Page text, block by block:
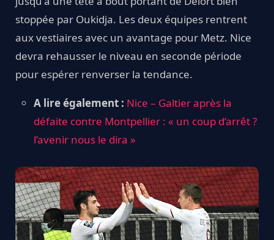
stoppée par Oukidja. Les deux équipes rentrent
aux vestiaires avec un avantage pour Metz. Nice
devra rehausser le niveau en seconde période
pour espérer renverser la tendance.
A lire également : Nice – Galtier après la
défaite contre Montpellier : « un coup d’arrêt ?
l’avenir nous le dira »